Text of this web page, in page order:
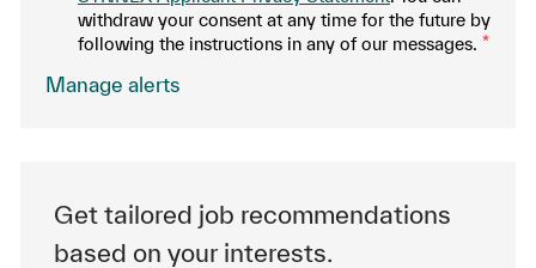
withdraw your consent at any time for the future by
following the instructions in any of our messages. *
.Manage alerts
Get tailored job recommendations
based on your interests.